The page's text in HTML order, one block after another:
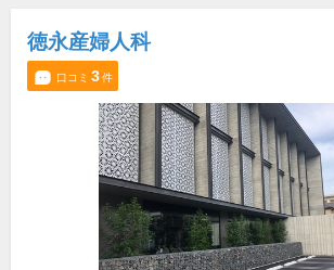
徳永産婦人科
口コミ 3件